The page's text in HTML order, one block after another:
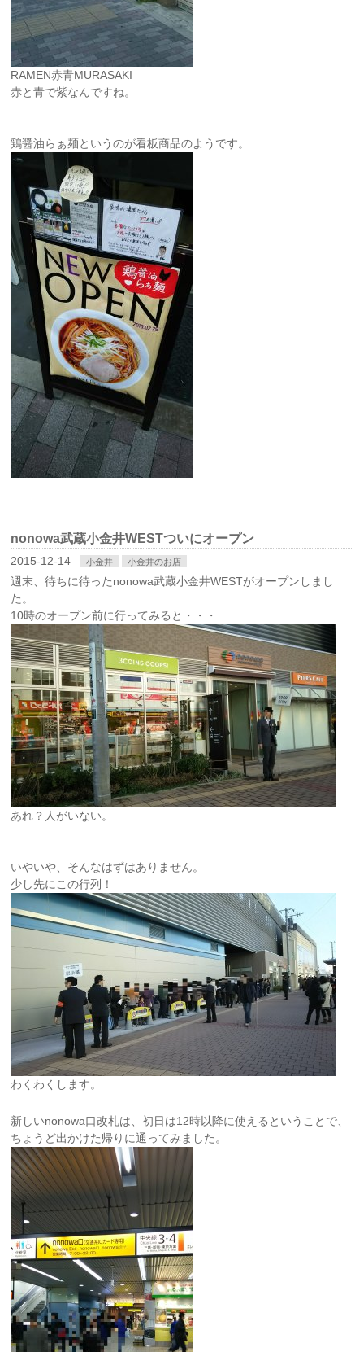
RAMEN赤青MURASAKI
赤と青で紫なんですね。
鶏醤油らぁ麺というのが看板商品のようです。
nonowa武蔵小金井WESTついにオープン
2015-12-14 小金井 小金井のお店
週末、待ちに待ったnonowa武蔵小金井WESTがオープンしまし
た。
10時のオープン前に行ってみると・・・
あれ？人がいない。
いやいや、そんなはずはありません。
少し先にこの行列！
わくわくします。
新しいnonowa口改札は、初日は12時以降に使えるということで、
ちょうど出かけた帰りに通ってみました。